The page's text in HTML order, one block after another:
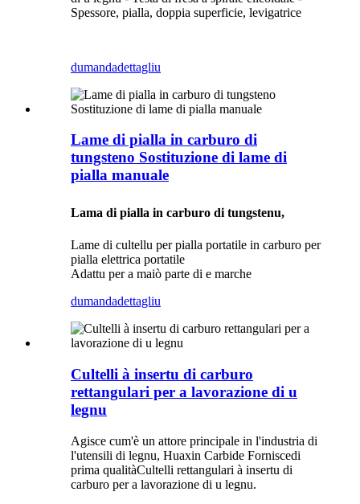
Spessore, pialla, doppia superficie, levigatrice
dumandadettagliu
Lame di pialla in carburo di
tungsteno Sostituzione di lame di
pialla manuale
Lama di pialla in carburo di tungstenu,
Lame di cultellu per pialla portatile in carburo per
pialla elettrica portatile
Adattu per a maiò parte di e marche
dumandadettagliu
Cultelli à insertu di carburo
rettangulari per a lavorazione di u
legnu
Agisce cum'è un attore principale in l'industria di
l'utensili di legnu, Huaxin Carbide Forniscedi
prima qualitàCultelli rettangulari à insertu di
carburo per a lavorazione di u legnu.